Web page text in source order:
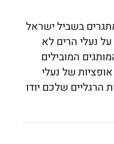
בשביל ישראל
נעלי הרים לא
המובילים
של נעלי
הרגליים שלכם יודו